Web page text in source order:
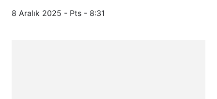
8 Aralık 2025 - Pts - 8:31